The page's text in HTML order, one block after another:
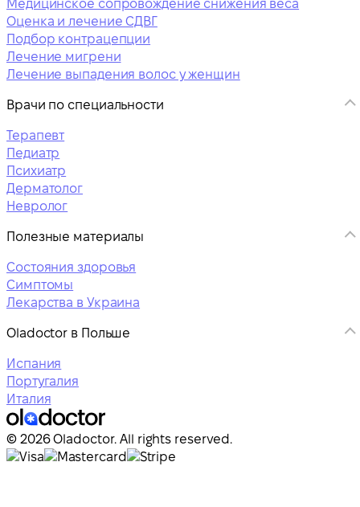
Медицинское сопровождение снижения веса
Оценка и лечение СДВГ
Подбор контрацепции
Лечение мигрени
Лечение выпадения волос у женщин
Врачи по специальности
Терапевт
Педиатр
Психиатр
Дерматолог
Невролог
Полезные материалы
Состояния здоровья
Симптомы
Лекарства в Украина
Oladoctor в Польше
Испания
Португалия
Италия
© 2026 Oladoctor. All rights reserved.